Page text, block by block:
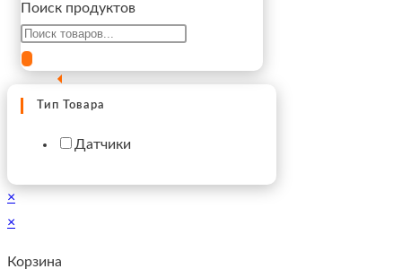
Поиск продуктов
Тип Товара
Датчики
×
×
Корзина